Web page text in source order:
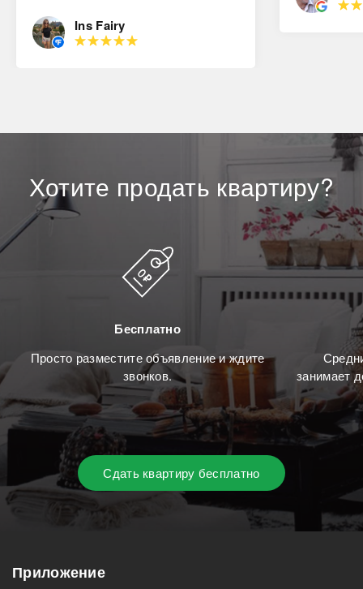
Ins Fairy
Хотите продать квартиру?
Бесплатно
Просто разместите объявление и ждите
звонков.
занимает
Сдать квартиру бесплатно
Приложение